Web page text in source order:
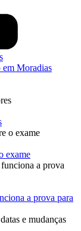
Moradias
exame
a prova para